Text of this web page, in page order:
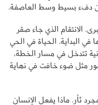
دفء بسيط وسط العاصفة.
الانتقام الذي جاء صقر
البداية. الحياة في الحي
تتدخل في مسار الخطة،
مثل ضوء خافت في نهاية
ثأر. ماذا يفعل الإنسان